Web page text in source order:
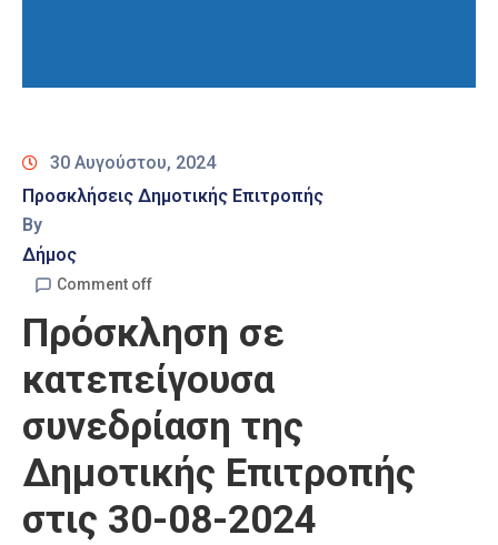
30 Αυγούστου, 2024
Προσκλήσεις Δημοτικής Επιτροπής
By
Δήμος
Comment off
Πρόσκληση σε
κατεπείγουσα
συνεδρίαση της
Δημοτικής Επιτροπής
στις 30-08-2024